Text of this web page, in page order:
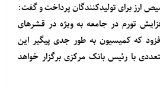
ارز برای تولیدکنندگان پرداخت و گفت:
تورم در جامعه به ویژه در قشرهای
که کمیسیون به طور جدی پیگیر این
با رئیس بانک مرکزی برگزار خواهد